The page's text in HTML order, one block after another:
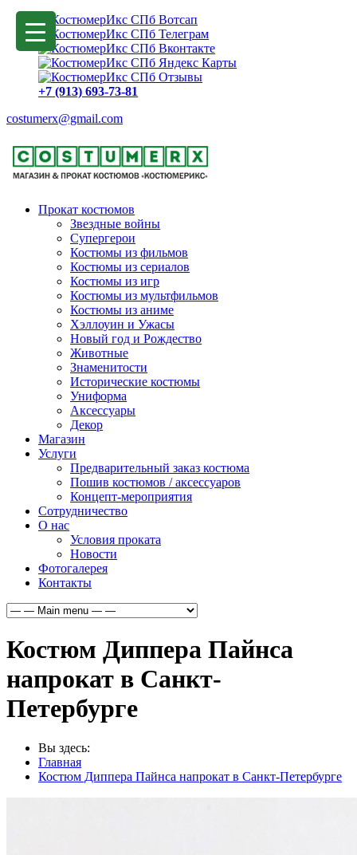
+7 (913) 693-73-81
costumerx@gmail.com
Прокат костюмов
Звездные войны
Супергерои
Костюмы из фильмов
Костюмы из сериалов
Костюмы из игр
Костюмы из мультфильмов
Костюмы из аниме
Хэллоуин и Ужасы
Новый год и Рождество
Животные
Знаменитости
Исторические костюмы
Униформа
Аксессуары
Декор
Магазин
Услуги
Предварительный заказ костюма
Пошив костюмов / аксессуаров
Концепт-мероприятия
Сотрудничество
О нас
Условия проката
Новости
Фотогалерея
Контакты
Костюм Диппера Пайнса
напрокат в Санкт-
Петербурге
Вы здесь:
Главная
Костюм Диппера Пайнса напрокат в Санкт-Петербурге